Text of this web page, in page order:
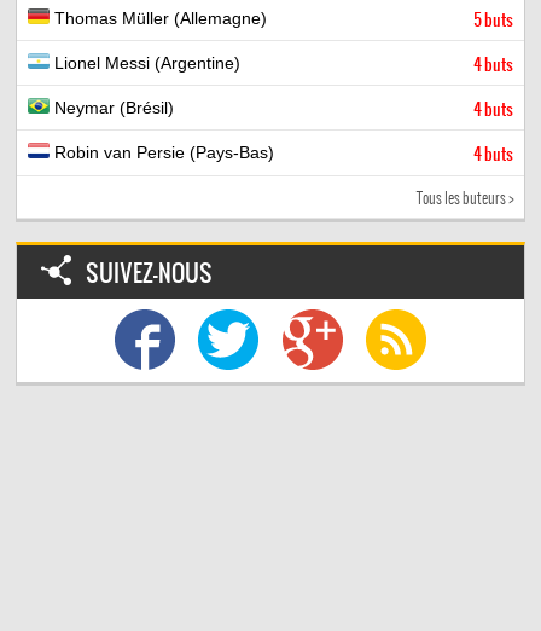
Thomas Müller (Allemagne) 5 buts
Lionel Messi (Argentine) 4 buts
Neymar (Brésil) 4 buts
Robin van Persie (Pays-Bas) 4 buts
Tous les buteurs >
SUIVEZ-NOUS